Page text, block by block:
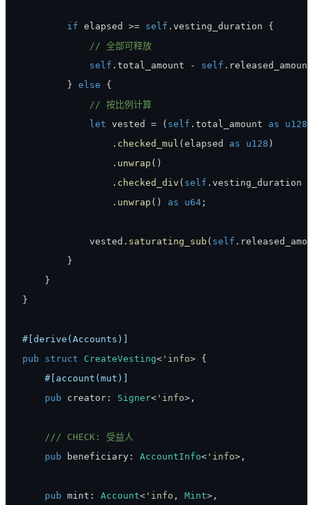
if elapsed >= self . vesting_duration {
// 全部可释放
self . total_amount - self .
} else
{
// 按比例计算
let vested = ( self . total_amount as u128
. checked_mul (elapsed as u128 )
. unwrap ( )
. checked_div ( self . vesting_duration
. unwrap ( ) as u64 ;
            vested
. saturating_sub ( self .
}
}
}
#[derive(Accounts)]
pub
struct CreateVesting< 'info> {
#[account(mut)]
pub creator : Signer< 'info> ,
/// CHECK: 受益人
pub beneficiary : AccountInfo< 'info> ,
pub mint : Account< 'info , Mint> ,